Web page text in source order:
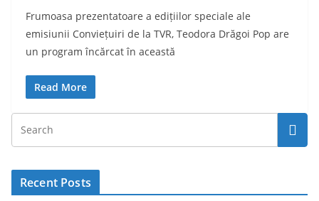
Frumoasa prezentatoare a edițiilor speciale ale
emisiunii Conviețuiri de la TVR, Teodora Drăgoi Pop are
un program încărcat în această
Read More
Recent Posts